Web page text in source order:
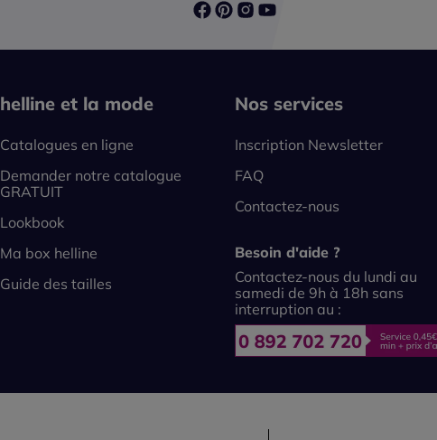
helline et la mode
Catalogues en ligne
Demander notre catalogue
GRATUIT
Lookbook
Ma box helline
Guide des tailles
Nos services
Inscription Newsletter
FAQ
Contactez-nous
Besoin d'aide ?
Contactez-nous du lundi au
samedi de 9h à 18h sans
interruption au :